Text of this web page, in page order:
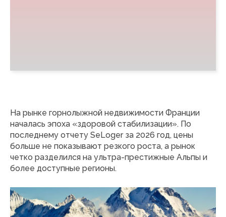
На рынке горнолыжной недвижимости Франции
началась эпоха «здоровой стабилизации». По
последнему отчету SeLoger за 2026 год, цены
больше не показывают резкого роста, а рынок
четко разделился на ультра-престижные Альпы и
более доступные регионы.